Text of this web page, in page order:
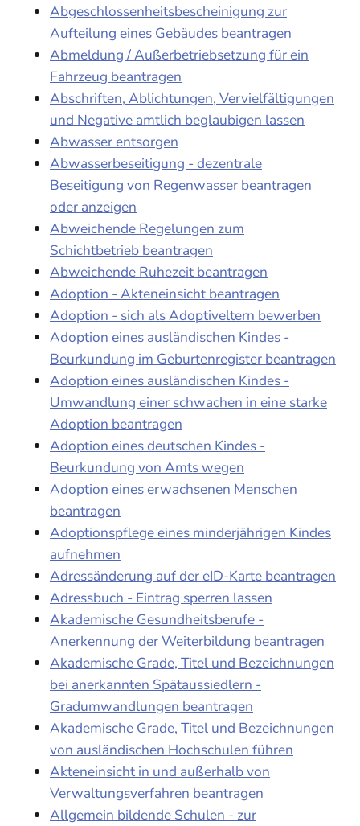
Abgeschlossenheitsbescheinigung zur
Aufteilung eines Gebäudes beantragen
Abmeldung / Außerbetriebsetzung für ein
Fahrzeug beantragen
Abschriften, Ablichtungen, Vervielfältigungen
und Negative amtlich beglaubigen lassen
Abwasser entsorgen
Abwasserbeseitigung - dezentrale
Beseitigung von Regenwasser beantragen
oder anzeigen
Abweichende Regelungen zum
Schichtbetrieb beantragen
Abweichende Ruhezeit beantragen
Adoption - Akteneinsicht beantragen
Adoption - sich als Adoptiveltern bewerben
Adoption eines ausländischen Kindes -
Beurkundung im Geburtenregister beantragen
Adoption eines ausländischen Kindes -
Umwandlung einer schwachen in eine starke
Adoption beantragen
Adoption eines deutschen Kindes -
Beurkundung von Amts wegen
Adoption eines erwachsenen Menschen
beantragen
Adoptionspflege eines minderjährigen Kindes
aufnehmen
Adressänderung auf der eID-Karte beantragen
Adressbuch - Eintrag sperren lassen
Akademische Gesundheitsberufe -
Anerkennung der Weiterbildung beantragen
Akademische Grade, Titel und Bezeichnungen
bei anerkannten Spätaussiedlern -
Gradumwandlungen beantragen
Akademische Grade, Titel und Bezeichnungen
von ausländischen Hochschulen führen
Akteneinsicht in und außerhalb von
Verwaltungsverfahren beantragen
Allgemein bildende Schulen - zur